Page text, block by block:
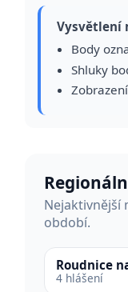
Vysvětlení
Body
Shluky
Nejaktivnější
období.
Roudnice
4 hlášení